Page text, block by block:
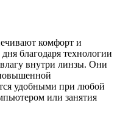
комфорт и
благодаря технологии
внутри линзы. Они
удобными при любой
или занятия